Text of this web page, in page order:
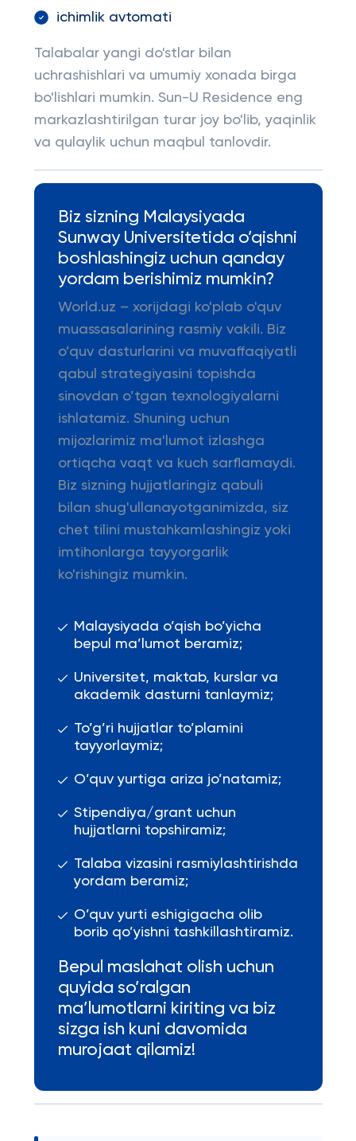
ichimlik avtomati
Talabalar yangi do'stlar bilan
uchrashishlari va umumiy xonada birga
bo'lishlari mumkin. Sun-U Residence eng
markazlashtirilgan turar joy bo'lib, yaqinlik
va qulaylik uchun maqbul tanlovdir.
Biz sizning Malaysiyada
Sunway Universitetida o’qishni
boshlashingiz uchun qanday
yordam berishimiz mumkin?
World.uz – xorijdagi ko'plab o'quv
muassasalarining rasmiy vakili. Biz
o’quv dasturlarini va muvaffaqiyatli
qabul strategiyasini topishda
sinovdan o’tgan texnologiyalarni
ishlatamiz. Shuning uchun
mijozlarimiz ma'lumot izlashga
ortiqcha vaqt va kuch sarflamaydi.
Biz sizning hujjatlaringiz qabuli
bilan shug'ullanayotganimizda, siz
chet tilini mustahkamlashingiz yoki
imtihonlarga tayyorgarlik
ko'rishingiz mumkin.
Malaysiyada o’qish bo’yicha
bepul ma’lumot beramiz;
Universitet, maktab, kurslar va
akademik dasturni tanlaymiz;
To’g’ri hujjatlar to’plamini
tayyorlaymiz;
O’quv yurtiga ariza jo’natamiz;
Stipendiya/grant uchun
hujjatlarni topshiramiz;
Talaba vizasini rasmiylashtirishda
yordam beramiz;
O’quv yurti eshigigacha olib
borib qo’yishni tashkillashtiramiz.
Bepul maslahat olish uchun
quyida so’ralgan
ma’lumotlarni kiriting va biz
sizga ish kuni davomida
murojaat qilamiz!